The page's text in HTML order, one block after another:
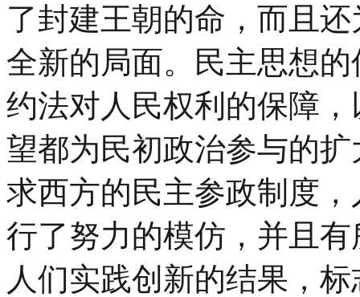
了封建王朝的命，而且
全新的局面。民主思想
约法对人民权利的保障
望都为民初政治参与的
求西方的民主参政制度
行了努力的模仿，并且
人们实践创新的结果，